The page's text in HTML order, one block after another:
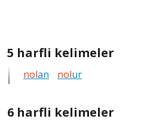
5 harfli kelimeler
nolan nolur
6 harfli kelimeler